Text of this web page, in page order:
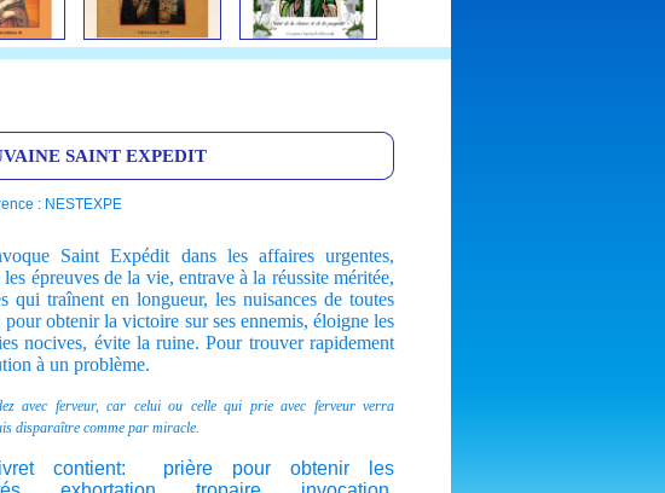
SAINT EXPEDIT
: NESTEXPE
Saint Expédit dans les affaires urgentes,
les épreuves de la vie, entrave à la réussite méritée,
qui traînent en longueur, les nuisances de toutes
pour obtenir la victoire sur ses ennemis, éloigne les
nocives, évite la ruine. Pour trouver rapidement
à un problème.
avec ferveur, car celui ou celle qui prie avec ferveur verra
disparaître comme par miracle.
contient: prière pour obtenir les